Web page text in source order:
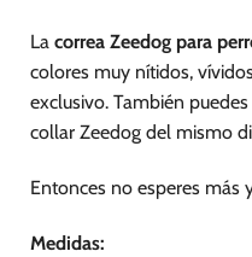
La correa Zeedog para
colores muy nítidos,
exclusivo. También
collar Zeedog del mismo
Entonces no esperes más
Medidas: